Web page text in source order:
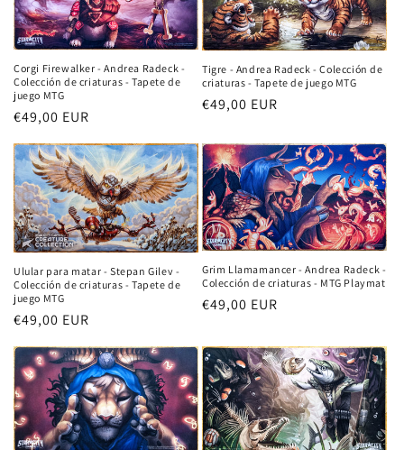
Corgi Firewalker - Andrea Radeck -
Colección de criaturas - Tapete de
juego MTG
Precio
€49,00 EUR
Tigre - Andrea Radeck - Colección de
criaturas - Tapete de juego MTG
Precio
€49,00 EUR
Ulular para matar - Stepan Gilev -
Colección de criaturas - Tapete de
juego MTG
Precio
€49,00 EUR
Grim Llamamancer - Andrea Radeck -
Colección de criaturas - MTG Playmat
Precio
€49,00 EUR